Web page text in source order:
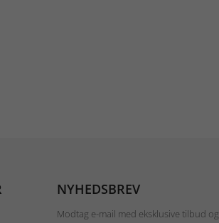
NYHEDSBREV
Modtag e-mail med eksklusive tilbud og